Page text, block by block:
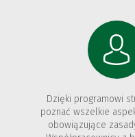
Dzięki programowi
poznać wszelkie
obowiązujące